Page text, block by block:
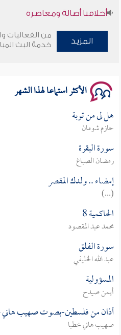
أخلاقنا أصالة ومعاصرة
وأمنهم من خوف 9
المزيد
من الفعاليات
خدمة البث
الأكثر استماعا لهذا الشهر
هل لى من توبة
حازم شومان
سورة البقرة
رمضان الصباغ
إمضاء .. ولدك المقصر
(...)
الحاكمية 8
محمد عبد المقصود
سورة الفلق
عبد الله الخليفي
المسؤولية
أيمن صيدح
أذان من فلسطين-بصوت صهيب هاني
صهيب هاني خطبا